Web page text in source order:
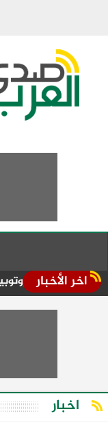
اخر الأخبار
"يوتوبيا للصناعات
اخبار